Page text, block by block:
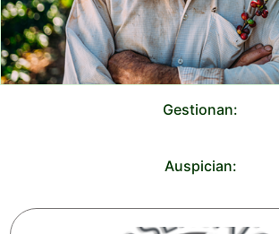
Gestionan:
Auspician: